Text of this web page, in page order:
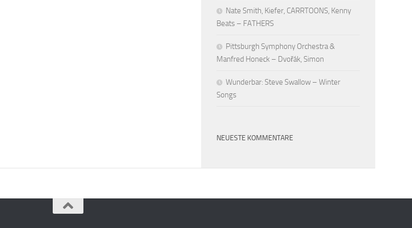
Nate Smith, Kiefer, CARRTOONS, Kenny
Beats – FATHERS
Pittsburgh Symphony Orchestra &
Manfred Honeck – Dvořák, Simon
Wunderbar: Steve Swallow – Winter
Songs
NEUESTE KOMMENTARE